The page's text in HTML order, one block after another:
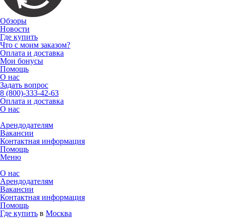
Обзоры
Новости
Где купить
Что с моим заказом?
Оплата и доставка
Мои бонусы
Помощь
О нас
Задать вопрос
8 (800)-333-42-63
Оплата и доставка
О нас
Арендодателям
Вакансии
Контактная информация
Помощь
Меню
О нас
Арендодателям
Вакансии
Контактная информация
Помощь
Где купить в Москва